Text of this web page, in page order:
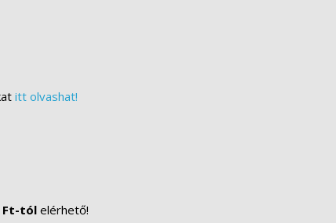
itt olvashat!
Ft-tól elérhető!